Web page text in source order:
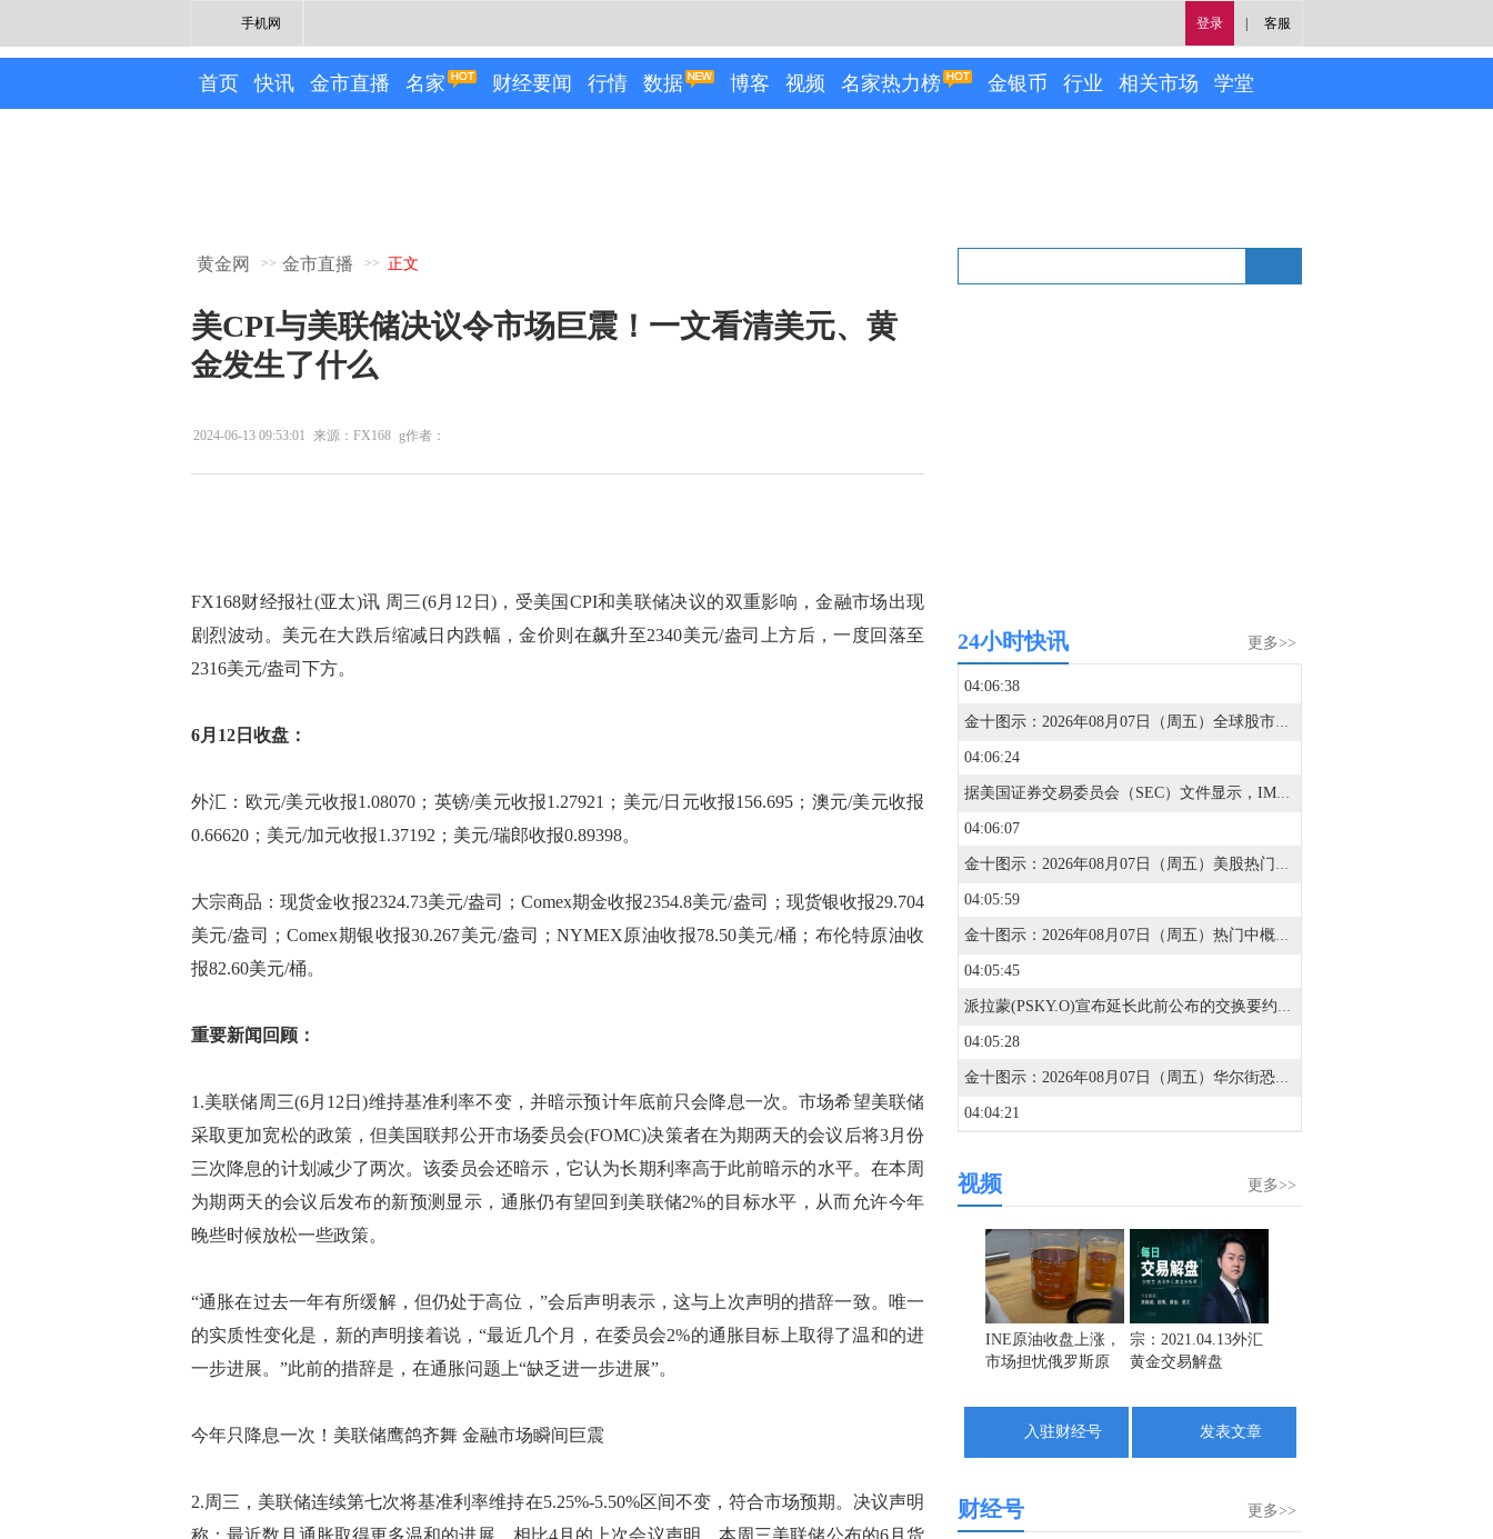
登录 客服
手机网
首页 快讯 金市直播 名家 财经要闻 行情 数据 博客 视频 名家热力榜 金银币 行业 相关市场 学堂
黄金网 >> 金市直播 >> 正文
美CPI与美联储决议令市场巨震！一文看清美元、黄
金发生了什么
2024-06-13 09:53:01 来源：FX168 g作者：
FX168财经报社(亚太)讯 周三(6月12日)，受美国CPI和美联储决议的双重影响，金融市场出现
剧烈波动。美元在大跌后缩减日内跌幅，金价则在飙升至2340美元/盎司上方后，一度回落至
2316美元/盎司下方。
6月12日收盘：
外汇：欧元/美元收报1.08070；英镑/美元收报1.27921；美元/日元收报156.695；澳元/美元收报
0.66620；美元/加元收报1.37192；美元/瑞郎收报0.89398。
大宗商品：现货金收报2324.73美元/盎司；Comex期金收报2354.8美元/盎司；现货银收报29.704
美元/盎司；Comex期银收报30.267美元/盎司；NYMEX原油收报78.50美元/桶；布伦特原油收
报82.60美元/桶。
重要新闻回顾：
1.美联储周三(6月12日)维持基准利率不变，并暗示预计年底前只会降息一次。市场希望美联储
采取更加宽松的政策，但美国联邦公开市场委员会(FOMC)决策者在为期两天的会议后将3月份
三次降息的计划减少了两次。该委员会还暗示，它认为长期利率高于此前暗示的水平。在本周
为期两天的会议后发布的新预测显示，通胀仍有望回到美联储2%的目标水平，从而允许今年
晚些时候放松一些政策。
“通胀在过去一年有所缓解，但仍处于高位，”会后声明表示，这与上次声明的措辞一致。唯一
的实质性变化是，新的声明接着说，“最近几个月，在委员会2%的通胀目标上取得了温和的进
一步进展。”此前的措辞是，在通胀问题上“缺乏进一步进展”。
今年只降息一次！美联储鹰鸽齐舞 金融市场瞬间巨震
2.周三，美联储连续第七次将基准利率维持在5.25%-5.50%区间不变，符合市场预期。决议声明
称：最近数月通胀取得更多温和的进展。相比4月的上次会议声明，本周三美联储公布的6月货
更多>>
24小时快讯
04:06:38
金十图示：2026年08月07日（周五）全球股市指数-美洲市场（收盘）
04:06:24
据美国证券交易委员会（SEC）文件显示，IMG财富管理持有212股SpaceX(SPCX.O)A类股份。
04:06:07
金十图示：2026年08月07日（周五）美股热门股票行情一览（美股收盘）
04:05:59
金十图示：2026年08月07日（周五）热门中概股行情一览（美股收盘）
04:05:45
派拉蒙(PSKY.O)宣布延长此前公布的交换要约和要约收购的到期日期。
04:05:28
金十图示：2026年08月07日（周五）华尔街恐惧与贪婪指数（美盘后）
04:04:21
04:03:41
04:03:36
04:03:34
截止至8月4日当周CFTC外汇类非商业持仓报告在金十数据中心更新啦！欢迎点击查看>>
更多>>
视频
INE原油收盘上涨，
市场担忧俄罗斯原
宗：2021.04.13外汇
黄金交易解盘
入驻财经号 发表文章
更多>>
财经号